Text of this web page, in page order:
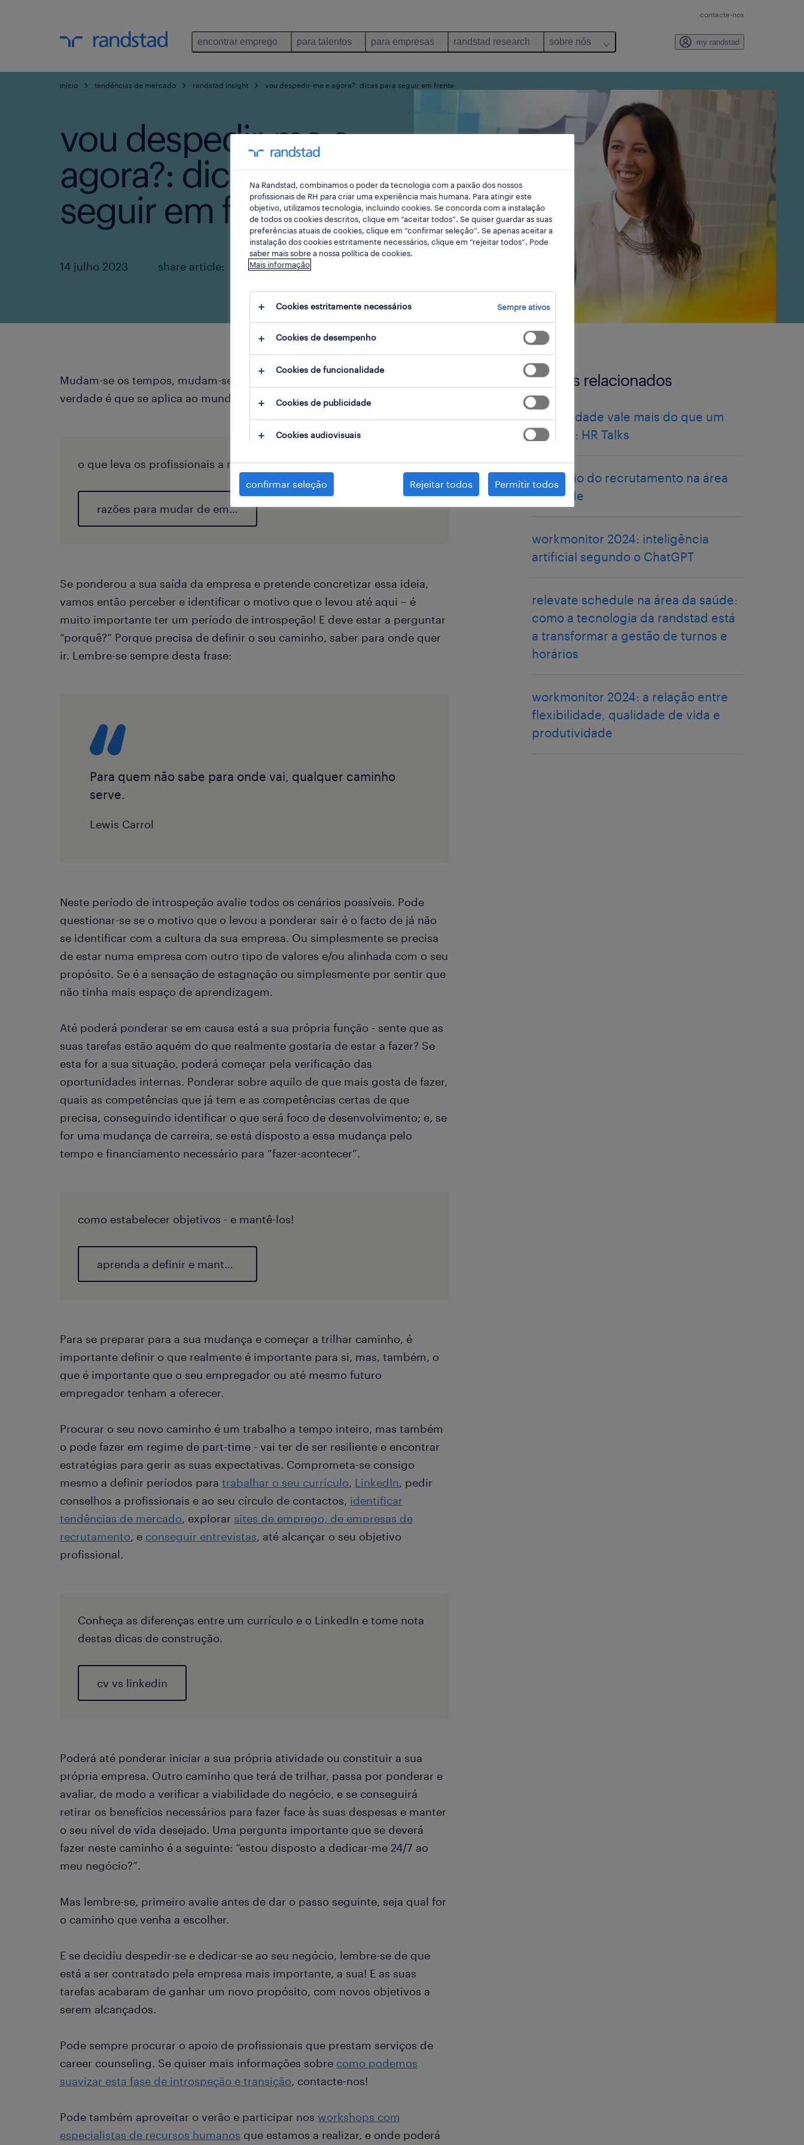
contacte-nos
encontrar emprego para talentos para empresas randstad research sobre nós my randstad
início tendências de mercado randstad insight vou despedir-me e agora?: dicas para seguir em frente
vou despedir-me e
agora?: dicas para
seguir em frente
14 julho 2023 share article:
Mudam-se os tempos, mudam-se as vontades! Cliché, não é? Mas a
verdade é que se aplica ao mundo laboral.
o que leva os profissionais a mudar de emprego?
razões para mudar de emprego
Se ponderou a sua saída da empresa e pretende concretizar essa ideia,
vamos então perceber e identificar o motivo que o levou até aqui – é
muito importante ter um período de introspeção! E deve estar a perguntar
“porquê?” Porque precisa de definir o seu caminho, saber para onde quer
ir. Lembre-se sempre desta frase:
Para quem não sabe para onde vai, qualquer caminho
serve.
Lewis Carrol
Neste período de introspeção avalie todos os cenários possíveis. Pode
questionar-se se o motivo que o levou a ponderar sair é o facto de já não
se identificar com a cultura da sua empresa. Ou simplesmente se precisa
de estar numa empresa com outro tipo de valores e/ou alinhada com o seu
propósito. Se é a sensação de estagnação ou simplesmente por sentir que
não tinha mais espaço de aprendizagem.
Até poderá ponderar se em causa está a sua própria função - sente que as
suas tarefas estão aquém do que realmente gostaria de estar a fazer? Se
esta for a sua situação, poderá começar pela verificação das
oportunidades internas. Ponderar sobre aquilo de que mais gosta de fazer,
quais as competências que já tem e as competências certas de que
precisa, conseguindo identificar o que será foco de desenvolvimento; e, se
for uma mudança de carreira, se está disposto a essa mudança pelo
tempo e financiamento necessário para “fazer-acontecer”.
como estabelecer objetivos - e mantê-los!
aprenda a definir e manter objetivos
Para se preparar para a sua mudança e começar a trilhar caminho, é
importante definir o que realmente é importante para si, mas, também, o
que é importante que o seu empregador ou até mesmo futuro
empregador tenham a oferecer.
Procurar o seu novo caminho é um trabalho a tempo inteiro, mas também
o pode fazer em regime de part-time - vai ter de ser resiliente e encontrar
estratégias para gerir as suas expectativas. Comprometa-se consigo
mesmo a definir períodos para trabalhar o seu currículo, LinkedIn, pedir
conselhos a profissionais e ao seu círculo de contactos, identificar
tendências de mercado, explorar sites de emprego, de empresas de
recrutamento, e conseguir entrevistas, até alcançar o seu objetivo
profissional.
Conheça as diferenças entre um currículo e o LinkedIn e tome nota
destas dicas de construção.
cv vs linkedin
Poderá até ponderar iniciar a sua própria atividade ou constituir a sua
própria empresa. Outro caminho que terá de trilhar, passa por ponderar e
avaliar, de modo a verificar a viabilidade do negócio, e se conseguirá
retirar os benefícios necessários para fazer face às suas despesas e manter
o seu nível de vida desejado. Uma pergunta importante que se deverá
fazer neste caminho é a seguinte: “estou disposto a dedicar-me 24/7 ao
meu negócio?”.
Mas lembre-se, primeiro avalie antes de dar o passo seguinte, seja qual for
o caminho que venha a escolher.
E se decidiu despedir-se e dedicar-se ao seu negócio, lembre-se de que
está a ser contratado pela empresa mais importante, a sua! E as suas
tarefas acabaram de ganhar um novo propósito, com novos objetivos a
serem alcançados.
Pode sempre procurar o apoio de profissionais que prestam serviços de
career counseling. Se quiser mais informações sobre como podemos
suavizar esta fase de introspeção e transição, contacte-nos!
Pode também aproveitar o verão e participar nos workshops com
especialistas de recursos humanos que estamos a realizar, e onde poderá
artigos relacionados
Flexibilidade vale mais do que um
salário?: HR Talks
o desafio do recrutamento na área
da saúde
workmonitor 2024: inteligência
artificial segundo o ChatGPT
relevate schedule na área da saúde:
como a tecnologia da randstad está
a transformar a gestão de turnos e
horários
workmonitor 2024: a relação entre
flexibilidade, qualidade de vida e
produtividade
Na Randstad, combinamos o poder da tecnologia com a paixão dos nossos
profissionais de RH para criar uma experiência mais humana. Para atingir este
objetivo, utilizamos tecnologia, incluindo cookies. Se concorda com a instalação
de todos os cookies descritos, clique em “aceitar todos”. Se quiser guardar as suas
preferências atuais de cookies, clique em “confirmar seleção”. Se apenas aceitar a
instalação dos cookies estritamente necessários, clique em “rejeitar todos”. Pode
saber mais sobre a nossa política de cookies.
Mais informação
Cookies estritamente necessários Sempre ativos
Cookies de desempenho
Cookies de funcionalidade
Cookies de publicidade
Cookies audiovisuais
confirmar seleção Rejeitar todos Permitir todos